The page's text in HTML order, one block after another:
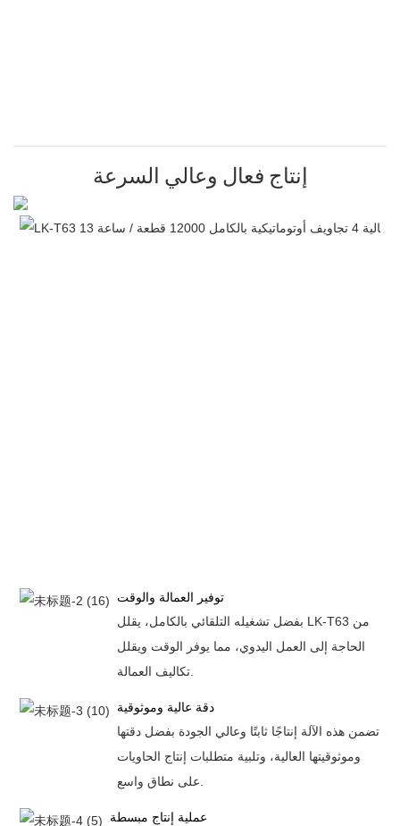
إنتاج فعال وعالي السرعة
توفير العمالة والوقت
بفضل تشغيله التلقائي بالكامل، يقلل LK-T63 من
الحاجة إلى العمل اليدوي، مما يوفر الوقت ويقلل
تكاليف العمالة.
دقة عالية وموثوقية
تضمن هذه الآلة إنتاجًا ثابتًا وعالي الجودة بفضل دقتها
وموثوقيتها العالية، وتلبية متطلبات إنتاج الحاويات
على نطاق واسع.
عملية إنتاج مبسطة